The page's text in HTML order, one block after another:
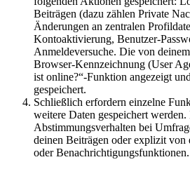
Beiträgen (dazu zählen Private
Änderungen an zentralen
Kontoaktivierung, Benutzer-
Anmeldeversuche. Die von
Browser-Kennzeichnung (User
ist online?“-Funktion angezeigt
gespeichert.
Schließlich erfordern einzelne
weitere Daten gespeichert
Abstimmungsverhalten bei
deinen Beiträgen oder explizit von
oder Benachrichtigungsfunktionen.